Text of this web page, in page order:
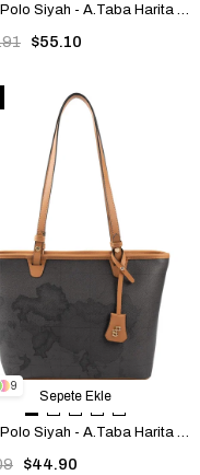
Silver Polo Siyah - A.Taba Harita Kadın Çapraz Çanta SP1110
$55.10
9
Silver Polo Siyah - A.Taba Harita Kadın Omuz Çantası SP1204
$44.90
Sepete Ekle